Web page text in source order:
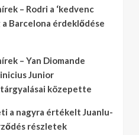
– Rodri a ‘kedvenc
Barcelona érdeklődése
– Yan Diomande
Junior
közepette
a nagyra értékelt Juanlu-
részletek